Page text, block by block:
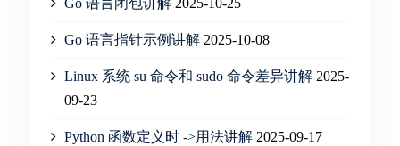
Go 语言闭包讲解 2025-10-25
Go 语言指针示例讲解 2025-10-08
Linux 系统 su 命令和 sudo 命令差异讲解 2025-
09-23
Python 函数定义时 ->用法讲解 2025-09-17